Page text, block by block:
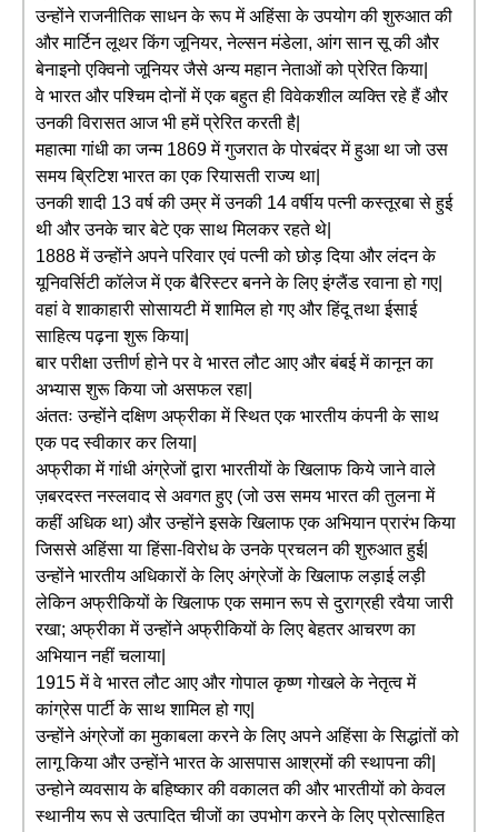
उन्होंने राजनीतिक साधन के रूप में अहिंसा के उपयोग की शुरुआत की
और मार्टिन लूथर किंग जूनियर, नेल्सन मंडेला, आंग सान सू की और
बेनाइनो एक्विनो जूनियर जैसे अन्य महान नेताओं को प्रेरित किया|
वे भारत और पश्चिम दोनों में एक बहुत ही विवेकशील व्यक्ति रहे हैं और
उनकी विरासत आज भी हमें प्रेरित करती है|
महात्मा गांधी का जन्म 1869 में गुजरात के पोरबंदर में हुआ था जो उस
समय ब्रिटिश भारत का एक रियासती राज्य था|
उनकी शादी 13 वर्ष की उम्र में उनकी 14 वर्षीय पत्नी कस्तूरबा से हुई
थी और उनके चार बेटे एक साथ मिलकर रहते थे|
1888 में उन्होंने अपने परिवार एवं पत्नी को छोड़ दिया और लंदन के
यूनिवर्सिटी कॉलेज में एक बैरिस्टर बनने के लिए इंग्लैंड रवाना हो गए|
वहां वे शाकाहारी सोसायटी में शामिल हो गए और हिंदू तथा ईसाई
साहित्य पढ़ना शुरू किया|
बार परीक्षा उत्तीर्ण होने पर वे भारत लौट आए और बंबई में कानून का
अभ्यास शुरू किया जो असफल रहा|
अंततः उन्होंने दक्षिण अफ्रीका में स्थित एक भारतीय कंपनी के साथ
एक पद स्वीकार कर लिया|
अफ्रीका में गांधी अंग्रेजों द्वारा भारतीयों के खिलाफ किये जाने वाले
ज़बरदस्त नस्लवाद से अवगत हुए (जो उस समय भारत की तुलना में
कहीं अधिक था) और उन्होंने इसके खिलाफ एक अभियान प्रारंभ किया
जिससे अहिंसा या हिंसा-विरोध के उनके प्रचलन की शुरुआत हुई|
उन्होंने भारतीय अधिकारों के लिए अंग्रेजों के खिलाफ लड़ाई लड़ी
लेकिन अफ्रीकियों के खिलाफ एक समान रूप से दुराग्रही रवैया जारी
रखा; अफ्रीका में उन्होंने अफ्रीकियों के लिए बेहतर आचरण का
अभियान नहीं चलाया|
1915 में वे भारत लौट आए और गोपाल कृष्ण गोखले के नेतृत्व में
कांग्रेस पार्टी के साथ शामिल हो गए|
उन्होंने अंग्रेजों का मुकाबला करने के लिए अपने अहिंसा के सिद्धांतों को
लागू किया और उन्होंने भारत के आसपास आश्रमों की स्थापना की|
उन्होने व्यवसाय के बहिष्कार की वकालत की और भारतीयों को केवल
स्थानीय रूप से उत्पादित चीजों का उपभोग करने के लिए प्रोत्साहित